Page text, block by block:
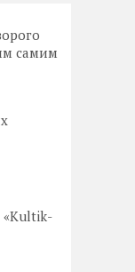
самим
«Kultik-